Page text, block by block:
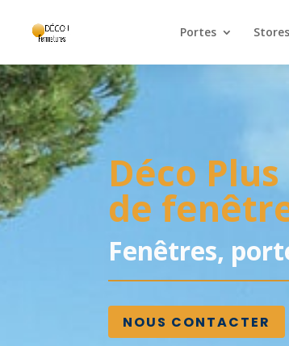
Portes Stores
Déco
de
Fenêtres,
NOUS CONTACTER